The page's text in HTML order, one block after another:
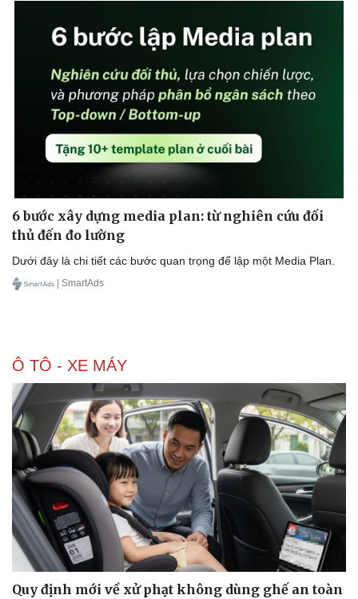
Sức khỏe
Cây thuốc
Sản phụ khoa
Nhi khoa
Làm đẹp - giảm cân
Phòng mạch online
Ăn sạch sống khỏe
Đời sống
Blog
Tình yêu - Gia đình
6 bước xây dựng media plan: từ nghiên cứu đối
thủ đến đo lường
Dưới đây là chi tiết các bước quan trọng để lập một Media Plan.
| SmartAds
Ô TÔ - XE MÁY
Quy định mới về xử phạt không dùng ghế an toàn